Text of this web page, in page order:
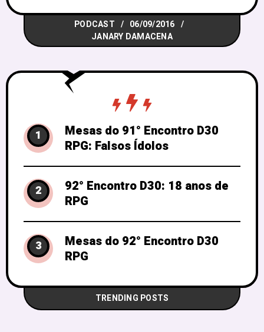
dos nerds: a tecnologia? Pois bem, nos
mais de 40 anos de criação do RPG,
muitas tecnologias
PODCAST
06/09/2016
JANARY DAMACENA
1
Mesas do 91° Encontro D30
RPG: Falsos Ídolos
2
92° Encontro D30: 18 anos de
RPG
3
Mesas do 92° Encontro D30
RPG
TRENDING POSTS